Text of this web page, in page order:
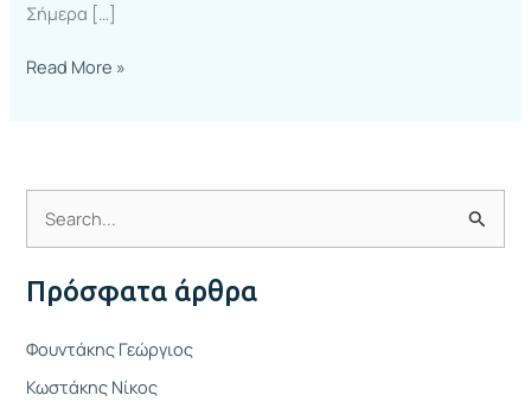
Σήμερα […]
Read More »
α
ή
τ
Πρόσφατα άρθρα
Φουντάκης Γεώργιος
Κωστάκης Νίκος